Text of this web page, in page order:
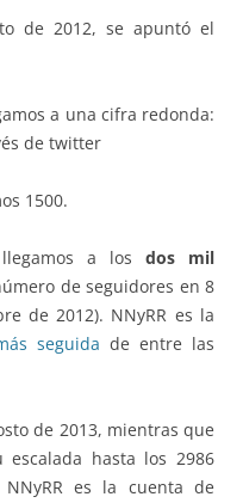
de 2012, se apuntó el
a una cifra redonda:
de twitter
1500.
a los dos mil
de seguidores en 8
de 2012). NNyRR es la
seguida de entre las
de 2013, mientras que
escalada hasta los 2986
es la cuenta de